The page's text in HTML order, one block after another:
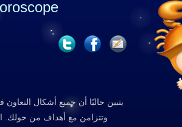
يتبين حاليًا أن جميع أشكال التعاون
وتتزامن مع أهداف من حولك.